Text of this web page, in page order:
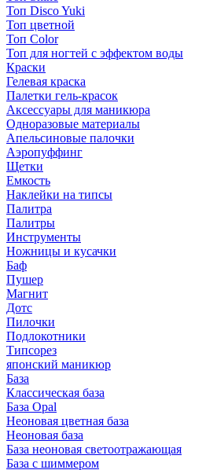
Топ Disco Yuki
Топ цветной
Топ Color
Топ для ногтей с эффектом воды
Краски
Гелевая краска
Палетки гель-красок
Аксессуары для маникюра
Одноразовые материалы
Апельсиновые палочки
Аэропуффинг
Щетки
Емкость
Наклейки на типсы
Палитра
Палитры
Инструменты
Ножницы и кусачки
Баф
Пушер
Магнит
Дотс
Пилочки
Подлокотники
Типсорез
японский маникюр
База
Классическая база
База Opal
Неоновая цветная база
Неоновая база
База неоновая светоотражающая
База с шиммером